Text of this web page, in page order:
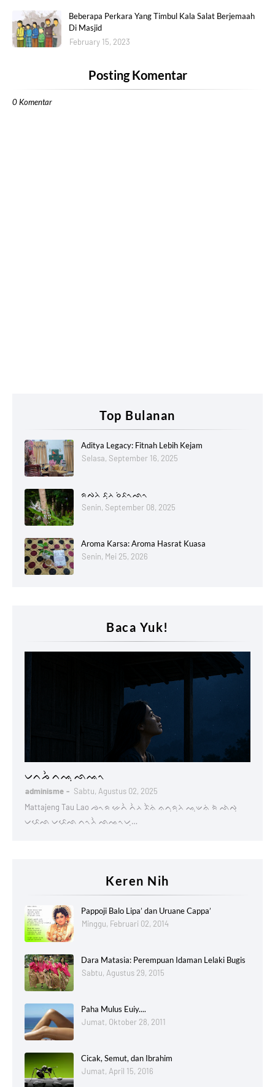
Beberapa Perkara Yang Timbul Kala Salat Berjemaah
Di Masjid
February 15, 2023
Posting Komentar
0 Komentar
Top Bulanan
Aditya Legacy: Fitnah Lebih Kejam
Selasa, September 16, 2025
ᨑᨄᨂᨗ ᨅᨘᨂ ᨔᨗᨅᨚᨒᨚ
Senin, September 08, 2025
Aroma Karsa: Aroma Hasrat Kuasa
Senin, Mei 25, 2026
Baca Yuk!
ᨆᨈᨍᨛ ᨈᨕᨘ ᨒᨕᨚ
adminisme
Sabtu, Agustus 02, 2025
Mattajeng Tau Lao ᨌᨚᨑ ᨀᨙᨈᨛ ᨈᨛᨂ ᨅᨛᨊᨗ ᨊᨈᨘᨑᨘᨂᨗ ᨕᨘᨉᨊᨗ ᨑᨗ ᨒᨗᨄᨘ
ᨆᨅᨙᨒ ᨆᨅᨙᨒ ᨈᨚᨂᨛ ᨒᨕᨚᨆᨘ…
Keren Nih
Pappoji Balo Lipa’ dan Uruane Cappa’
Minggu, Februari 02, 2014
Dara Matasia: Perempuan Idaman Lelaki Bugis
Sabtu, Agustus 29, 2015
Paha Mulus Euiy....
Jumat, Oktober 28, 2011
Cicak, Semut, dan Ibrahim
Jumat, April 15, 2016